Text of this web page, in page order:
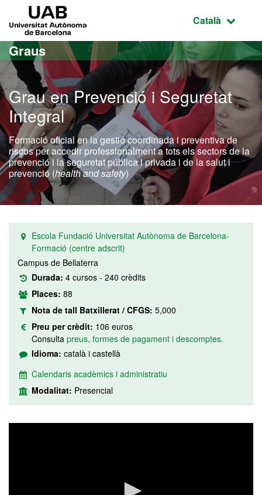
Ves al contingut principal
Ves a la navegació de la pàgina
Idioma
Català
Graus
Grau en Prevenció i Seguretat
Integral
Formació oficial en la gestió coordinada i preventiva de
riscos per accedir professionalment a tots els sectors de la
prevenció i la seguretat pública i privada i de la salut i
prevenció (health and safety)
Escola Fundació Universitat Autònoma de Barcelona-
Formació (centre adscrit)
Campus de Bellaterra
Durada: 4 cursos - 240 crèdits
Places: 88
Nota de tall Batxillerat / CFGS: 5,000
Preu per crèdit: 106 euros
Consulta preus, formes de pagament i descomptes.
Idioma: català i castellà
Calendaris acadèmics i administratiu
Modalitat: Presencial